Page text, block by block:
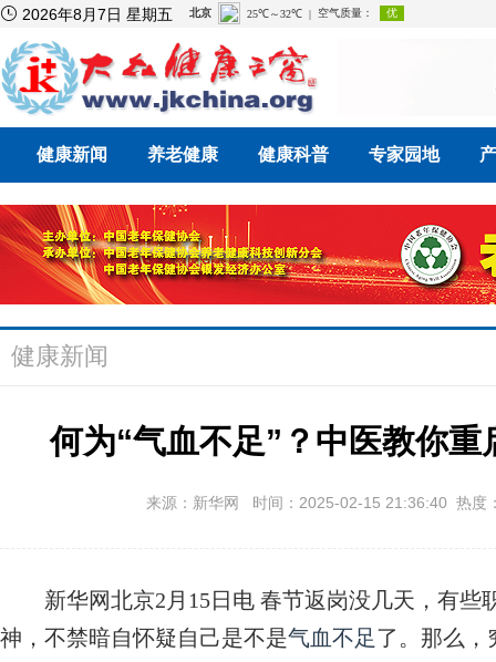
 2026年8月7日 星期五
健康新闻 养老健康 健康科普 专家园地
健康新闻
何为“气血不足”？中医教你重
来源：新华网 时间：2025-02-15 21:36:40 热度
新华网北京2月15日电 春节返岗没几天，有些
神，不禁暗自怀疑自己是不是气血不足了。那么，